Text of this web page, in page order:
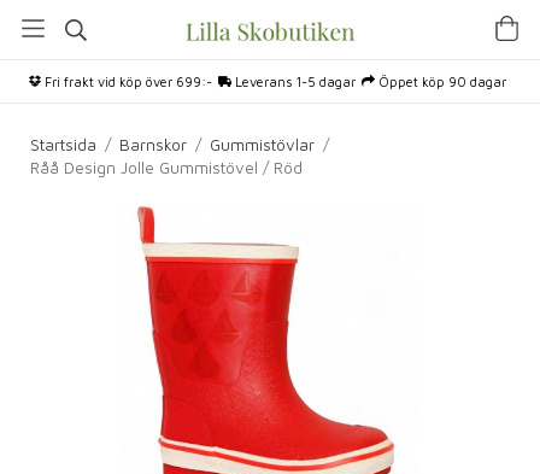
Fri frakt vid köp över 699:- Leverans 1-5 dagar Öppet köp 90 dagar
Startsida / Barnskor / Gummistövlar /
Råå Design Jolle Gummistövel / Röd